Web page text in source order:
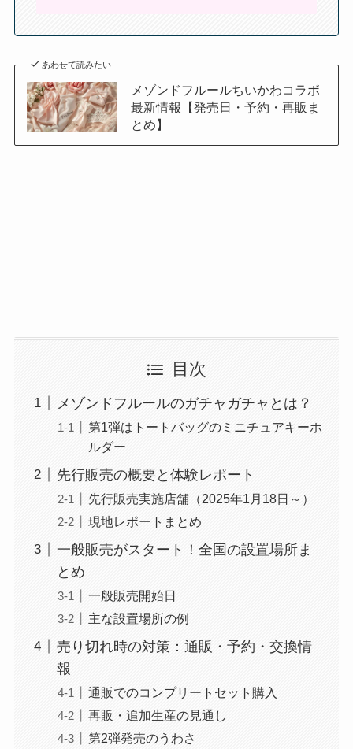
あわせて読みたい
メゾンドフルールちいかわコラボ
最新情報【発売日・予約・再販ま
とめ】
目次
メゾンドフルールのガチャガチャとは？
第1弾はトートバッグのミニチュアキーホ
ルダー
先行販売の概要と体験レポート
先行販売実施店舗（2025年1月18日～）
現地レポートまとめ
一般販売がスタート！全国の設置場所ま
とめ
一般販売開始日
主な設置場所の例
売り切れ時の対策：通販・予約・交換情
報
通販でのコンプリートセット購入
再販・追加生産の見通し
第2弾発売のうわさ